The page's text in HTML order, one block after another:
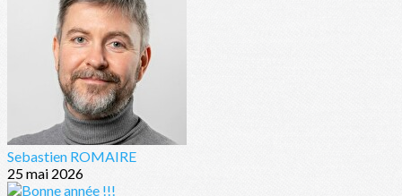
Sebastien ROMAIRE
25 mai 2026